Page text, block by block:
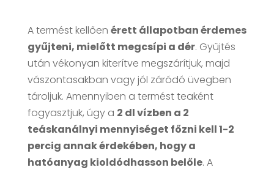
A termést kellően érett állapotban érdemes
gyűjteni, mielőtt megcsípi a dér. Gyűjtés
után vékonyan kiterítve megszárítjuk, majd
vászontasakban vagy jól záródó üvegben
tároljuk. Amennyiben a termést teaként
fogyasztjuk, úgy a 2 dl vízben a 2
teáskanálnyi mennyiséget főzni kell 1-2
percig annak érdekében, hogy a
hatóanyag kioldódhasson belőle. A